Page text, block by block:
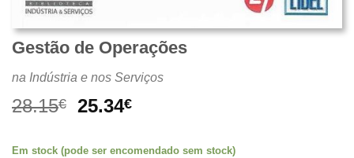
Gestão de Operações
na Indústria e nos Serviços
28.15€
O
original
25.34€O
atual
Em stock (pode ser encomendado sem stock)